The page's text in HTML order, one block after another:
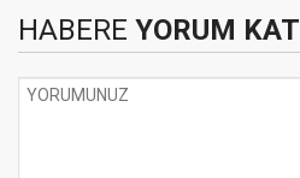
HABERE YORUM KAT